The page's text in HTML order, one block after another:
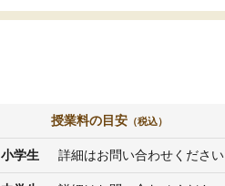
授業料の目安 （税込）
小学生 詳細はお問い合わせください